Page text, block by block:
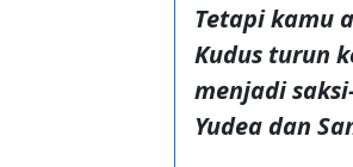
Tetapi kamu
Kudus turun
menjadi
Yudea dan